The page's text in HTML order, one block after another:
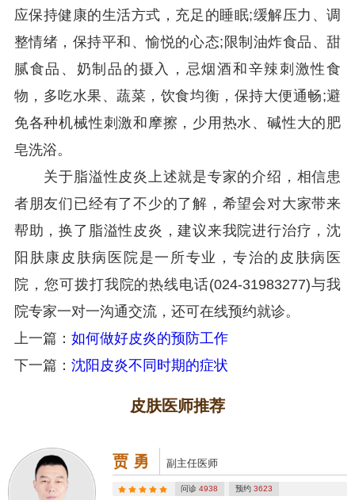
应保持健康的生活方式，充足的睡眠;缓解压力、调
整情绪，保持平和、愉悦的心态;限制油炸食品、甜
腻食品、奶制品的摄入，忌烟酒和辛辣刺激性食
物，多吃水果、蔬菜，饮食均衡，保持大便通畅;避
免各种机械性刺激和摩擦，少用热水、碱性大的肥
皂洗浴。
关于脂溢性皮炎上述就是专家的介绍，相信患
者朋友们已经有了不少的了解，希望会对大家带来
帮助，换了脂溢性皮炎，建议来我院进行治疗，沈
阳肤康皮肤病医院是一所专业，专治的皮肤病医
院，您可拨打我院的热线电话(024-31983277)与我
院专家一对一沟通交流，还可在线预约就诊。
上一篇： 如何做好皮炎的预防工作
下一篇： 沈阳皮炎不同时期的症状
皮肤医师推荐
贾 勇 副主任医师
问诊4938 预约 3623